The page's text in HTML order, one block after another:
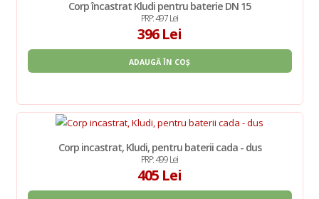
Corp încastrat Kludi pentru baterie DN 15
PRP: 497 Lei
396 Lei
ADAUGĂ ÎN COȘ
Corp incastrat, Kludi, pentru baterii cada - dus
PRP: 499 Lei
405 Lei